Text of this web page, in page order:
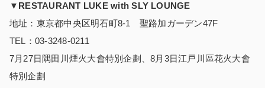
▼RESTAURANT LUKE with SLY LOUNGE
地址：東京都中央区明石町8-1 聖路加ガーデン47F
TEL：03-3248-0211
7月27日隅田川煙火大會特別企劃、8月3日江戸川區花火大會
特別企劃